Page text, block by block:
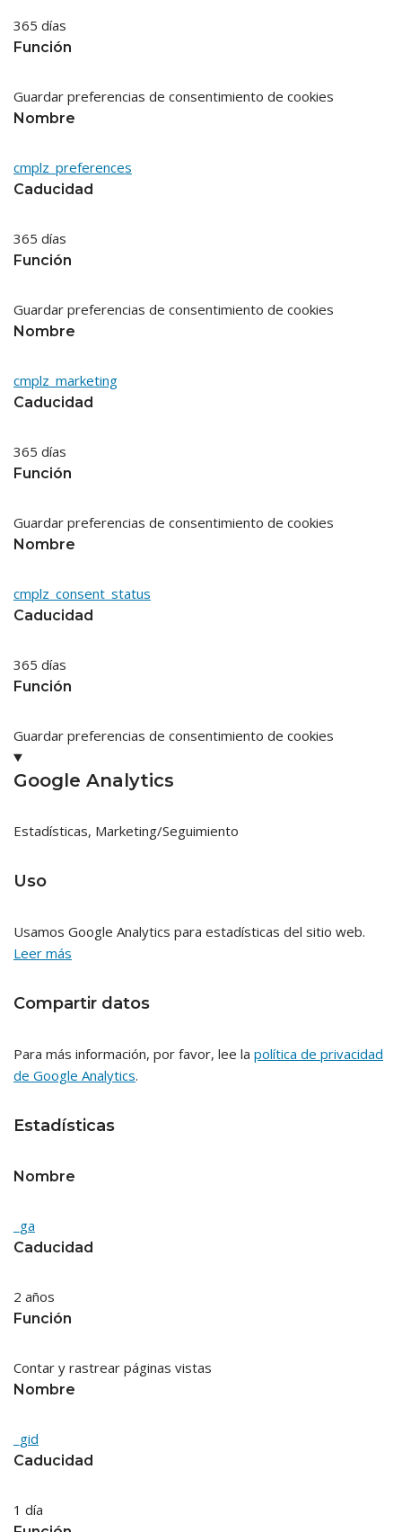
365 días
Función
Guardar preferencias de consentimiento de cookies
Nombre
cmplz_preferences
Caducidad
365 días
Función
Guardar preferencias de consentimiento de cookies
Nombre
cmplz_marketing
Caducidad
365 días
Función
Guardar preferencias de consentimiento de cookies
Nombre
cmplz_consent_status
Caducidad
365 días
Función
Guardar preferencias de consentimiento de cookies
Google Analytics
Estadísticas, Marketing/Seguimiento
Uso
Usamos Google Analytics para estadísticas del sitio web.
Leer más
Compartir datos
Para más información, por favor, lee la política de privacidad
de Google Analytics.
Estadísticas
Nombre
_ga
Caducidad
2 años
Función
Contar y rastrear páginas vistas
Nombre
_gid
Caducidad
1 día